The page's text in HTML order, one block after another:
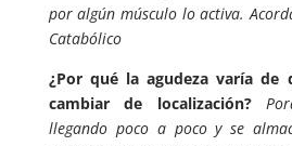
por algún músculo lo activa.
Catabólico
¿Por qué la agudeza varía de
cambiar de localización?
llegando poco a poco y se